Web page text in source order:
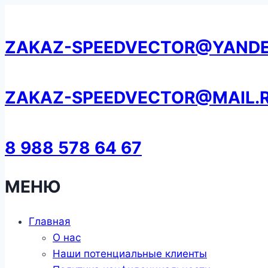
содержанию
ZAKAZ-
ZAKAZ-
8 988 578 64 67
МЕНЮ
Главная
О нас
Наши потенциальные клиенты